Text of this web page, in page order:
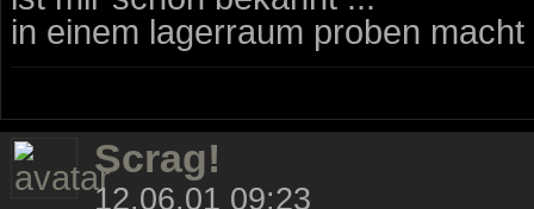
in einem lagerraum proben
Scrag!
12.06.01 09:23